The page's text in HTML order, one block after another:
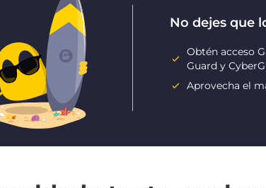
No dejes que
Obtén acceso
Guard y
Aprovecha el